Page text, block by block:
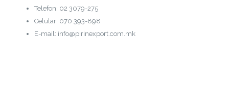
Telefon: 02 3079-275
Celular: 070 393-898
E-mail: info@pirinexport.com.mk